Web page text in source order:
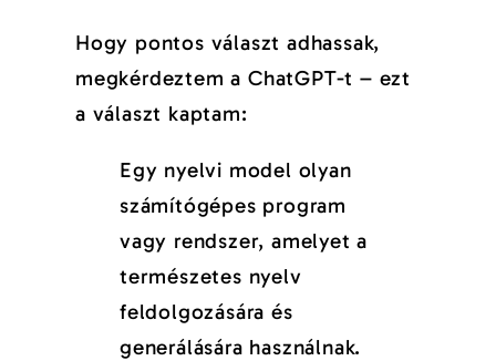
Hogy pontos választ adhassak,
megkérdeztem a ChatGPT-t – ezt
a választ kaptam:
Egy nyelvi model olyan
számítógépes program
vagy rendszer, amelyet a
természetes nyelv
feldolgozására és
generálására használnak.